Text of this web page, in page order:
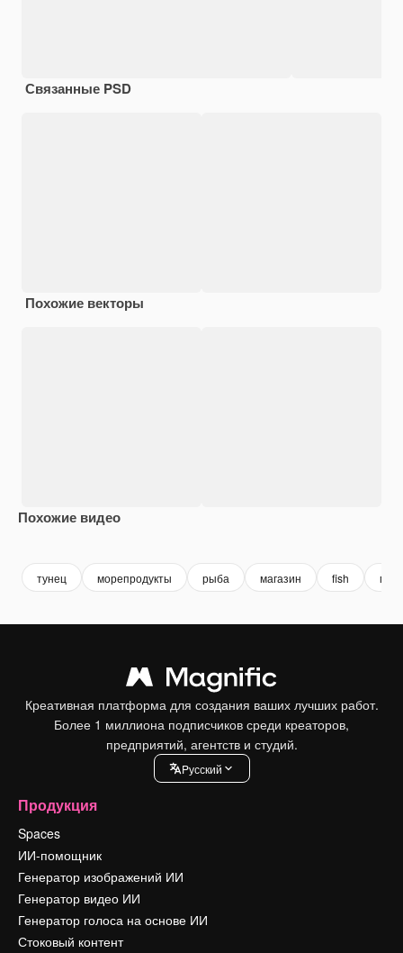
Связанные PSD
Похожие векторы
Похожие видео
тунец морепродукты рыба магазин fish
Креативная платформа для создания ваших лучших работ.
Более 1 миллиона подписчиков среди креаторов,
предприятий, агентств и студий.
Pусский
Продукция
Spaces
ИИ-помощник
Генератор изображений ИИ
Генератор видео ИИ
Генератор голоса на основе ИИ
Стоковый контент